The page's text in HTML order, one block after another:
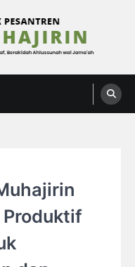
Ahlussunah wal Jamaah